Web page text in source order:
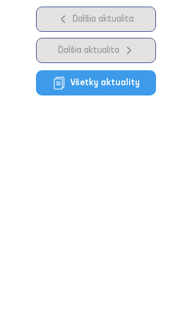
Ďalšia aktualita
Ďalšia aktualita
Všetky aktuality